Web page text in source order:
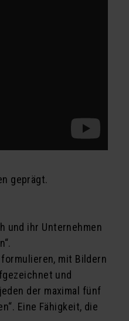
geprägt.
und ihr Unternehmen
mit Bildern
und
der maximal fünf
Eine Fähigkeit, die